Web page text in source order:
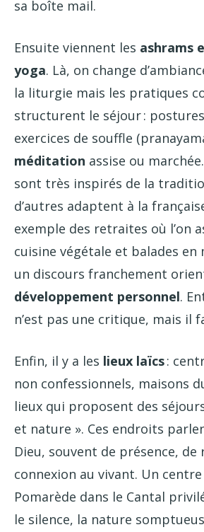
sa boîte mail.
Ensuite viennent les ashrams
yoga. Là, on change
la liturgie mais les pratiques
structurent le séjour : postures
exercices de souffle
méditation assise ou
sont très inspirés de la
d’autres adaptent à la
exemple des retraites où l’on
cuisine végétale et balades en
un discours franchement
développement personnel.
n’est pas une critique, mais il
Enfin, il y a les lieux laïcs:
non confessionnels, maisons
lieux qui proposent des
et nature ». Ces endroits
Dieu, souvent de présence,
connexion au vivant. Un
Pomarède dans le Cantal
le silence, la nature